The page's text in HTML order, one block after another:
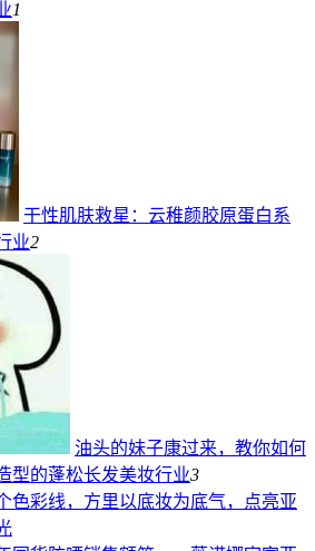
1
干性肌肤救星：云稚颜胶原蛋白系
业2
油头的妹子康过来，教你如何
型的蓬松长发美妆行业3
色彩线，方里以底妆为底气，点亮亚